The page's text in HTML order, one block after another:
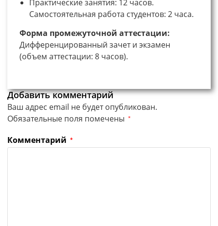
Практические занятия: 12 часов.
Самостоятельная работа студентов: 2 часа.
Форма промежуточной аттестации:
Дифференцированный зачет и экзамен
(объем аттестации: 8 часов).
Добавить комментарий
Ваш адрес email не будет опубликован.
Обязательные поля помечены *
Комментарий *